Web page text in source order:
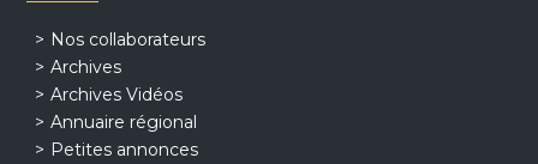
Nos collaborateurs
Archives
Archives Vidéos
Annuaire régional
Petites annonces